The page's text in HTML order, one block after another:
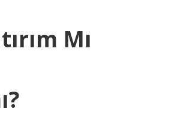
Mı